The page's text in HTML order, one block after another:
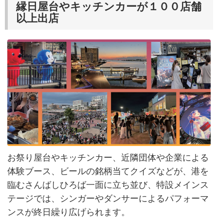
縁日屋台やキッチンカーが１００店舗
以上出店
お祭り屋台やキッチンカー、近隣団体や企業による
体験ブース、ビールの銘柄当てクイズなどが、港を
臨むさんばしひろば一面に立ち並び、特設メインス
テージでは、シンガーやダンサーによるパフォーマ
ンスが終日繰り広げられます。